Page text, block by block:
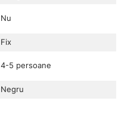
Nu
Fix
4-5 persoane
Negru